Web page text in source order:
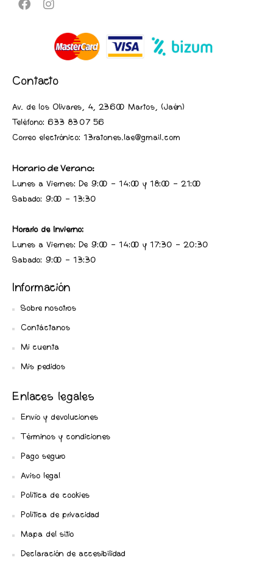
Contacto
Av. de los Olivares, 4, 23600 Martos, (Jaén)
Teléfono: 633 83 07 56
Correo electrónico: 13ratones.lae@gmail.com
Horario de Verano:
Lunes a Viernes: De 9:00 - 14:00 y 18:00 - 21:00
Sabado: 9:00 - 13:30
Horario de Invierno:
Lunes a Viernes: De 9:00 - 14:00 y 17:30 - 20:30
Sabado: 9:00 - 13:30
Información
Sobre nosotros
Contáctanos
Mi cuenta
Mis pedidos
Enlaces legales
Envío y devoluciones
Términos y condiciones
Pago seguro
Aviso legal
Política de cookies
Política de privacidad
Mapa del sitio
Declaración de accesibilidad